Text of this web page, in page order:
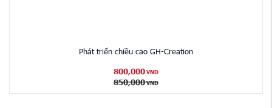
Phát triển chiều cao GH-Creation
800,000 VND
850,000 VND